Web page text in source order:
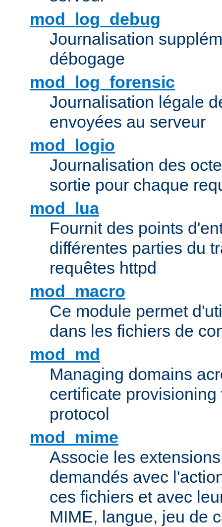
mod_log_debug
Journalisation
débogage
mod_log_forensic
Journalisation légale
envoyées au serveur
mod_logio
Journalisation des
sortie pour chaque
mod_lua
Fournit des points
différentes parties du
requêtes httpd
mod_macro
Ce module permet
dans les fichiers de
mod_md
Managing domains
certificate provisioning
protocol
mod_mime
Associe les
demandés avec
ces fichiers et avec
MIME, langue, jeu de